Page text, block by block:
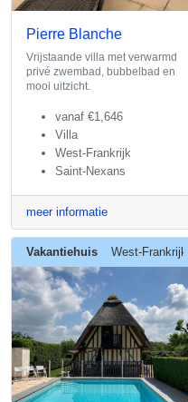
Pierre Blanche
Vrijstaande villa met verwarmd
privé zwembad, bubbelbad en
mooi uitzicht.
vanaf €1,646
Villa
West-Frankrijk
Saint-Nexans
meer informatie
Vakantiehuis West-Frankrijk